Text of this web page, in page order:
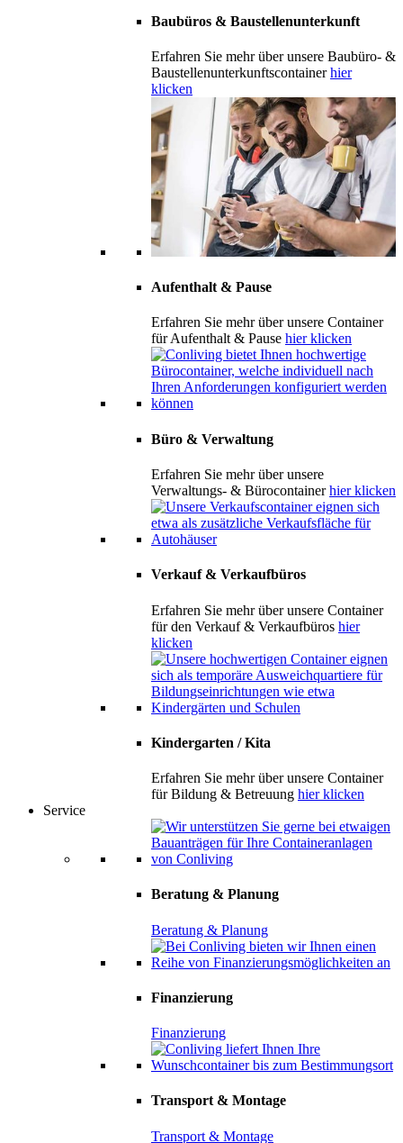
Baubüros & Baustellenunterkunft
Erfahren Sie mehr über unsere Baubüro- &
Baustellenunterkunftscontainerhier
klicken
Aufenthalt & Pause
Erfahren Sie mehr über unsere Container
für Aufenthalt & Pause hier klicken
Büro & Verwaltung
Erfahren Sie mehr über unsere
Verwaltungs- & Bürocontainerhier klicken
Verkauf & Verkaufbüros
Erfahren Sie mehr über unsere Container
für den Verkauf & Verkaufbüros hier
klicken
Kindergarten / Kita
Erfahren Sie mehr über unsere Container
für Bildung & Betreuung hier klicken
Service
Beratung & Planung
Beratung & Planung
Finanzierung
Finanzierung
Transport & Montage
Transport & Montage